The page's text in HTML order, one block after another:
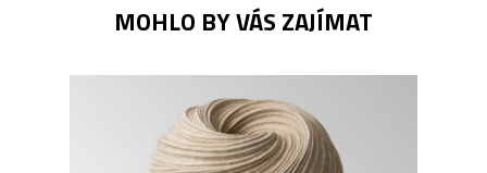
MOHLO BY VÁS ZAJÍMAT